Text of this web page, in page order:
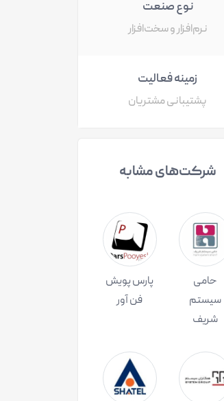
نوع صنعت
نرم‌افزار و سخت‌افزار
زمینه فعالیت
پشتیبانی مشتریان
شرکت‌های مشابه
حامی
سیستم
شریف
پارس پویش
فن آور